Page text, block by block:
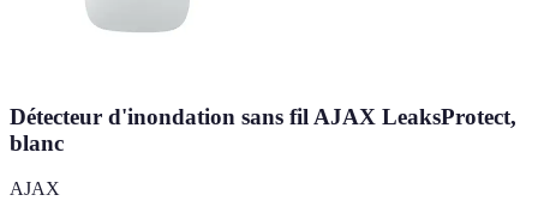
Détecteur d'inondation sans fil AJAX LeaksProtect,
blanc
AJAX